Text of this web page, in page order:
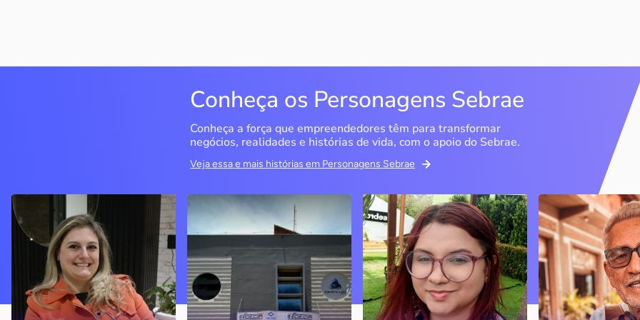
Conheça os Personagens Sebrae
Conheça a força que empreendedores têm para transformar
negócios, realidades e histórias de vida, com o apoio do Sebrae.
Veja essa e mais histórias em Personagens Sebrae
Delucci
Bento Gonçalves / RS
Sem saber muito sobre
empreendedorismo, o casal
contou com o Sebrae para
aprender tudo sobre o
assunto, colocar o negócio
nos eixos e ainda abrir uma
Infoecia Software
Ltda
Londrina / PR
Com mais de 20 anos de
mercado, o empresário
contou com o Sebrae para o
crescimento do negócio
Memória Ancestral
São Luís / MA
Ao lado da irmã e com o
apoio do Sebrae, a Memória
Ancestral utiliza inteligência
artificial com o objetivo de
melhorar a qualidade de vida
de pessoas com a doença
Espedito
Nova Olinda / CE
Peças criadas
cearense já foram
apresentadas em
novelas, desfiles
até em exposições
internacionais